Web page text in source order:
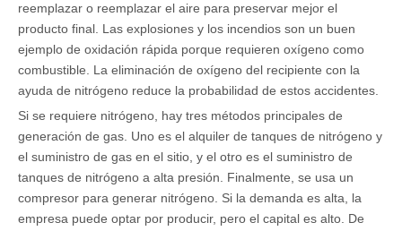
reemplazar o reemplazar el aire para preservar mejor el
producto final. Las explosiones y los incendios son un buen
ejemplo de oxidación rápida porque requieren oxígeno como
combustible. La eliminación de oxígeno del recipiente con la
ayuda de nitrógeno reduce la probabilidad de estos accidentes.
Si se requiere nitrógeno, hay tres métodos principales de
generación de gas. Uno es el alquiler de tanques de nitrógeno y
el suministro de gas en el sitio, y el otro es el suministro de
tanques de nitrógeno a alta presión. Finalmente, se usa un
compresor para generar nitrógeno. Si la demanda es alta, la
empresa puede optar por producir, pero el capital es alto. De